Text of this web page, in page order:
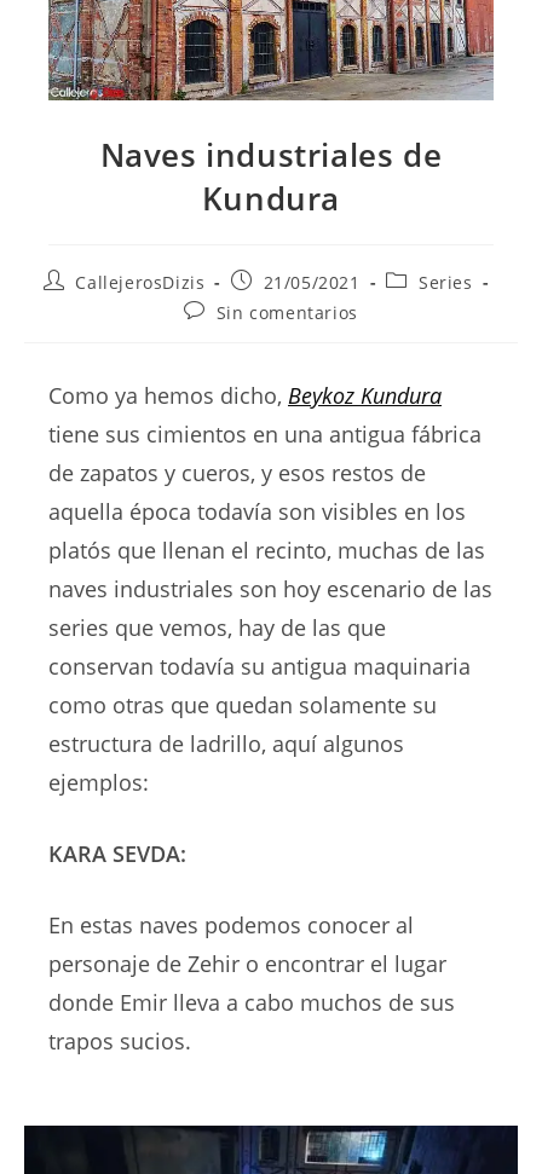
Naves industriales de
Kundura
AutorCallejerosDizis
Publicación
la
21/05/2021
Categoría
Series
Comentarios
Sin comentarios
Como ya hemos dicho, Beykoz Kundura
tiene sus cimientos en una antigua fábrica
de zapatos y cueros, y esos restos de
aquella época todavía son visibles en los
platós que llenan el recinto, muchas de las
naves industriales son hoy escenario de las
series que vemos, hay de las que
conservan todavía su antigua maquinaria
como otras que quedan solamente su
estructura de ladrillo, aquí algunos
ejemplos:
KARA SEVDA:
En estas naves podemos conocer al
personaje de Zehir o encontrar el lugar
donde Emir lleva a cabo muchos de sus
trapos sucios.